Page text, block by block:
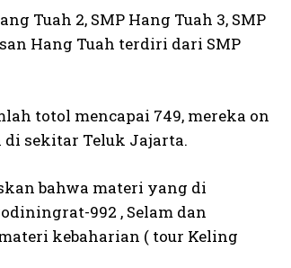
Tuah 2, SMP Hang Tuah 3, SMP
Hang Tuah terdiri dari SMP
totol mencapai 749, mereka on
sekitar Teluk Jajarta.
bahwa materi yang di
992 , Selam dan
kebaharian ( tour Keling